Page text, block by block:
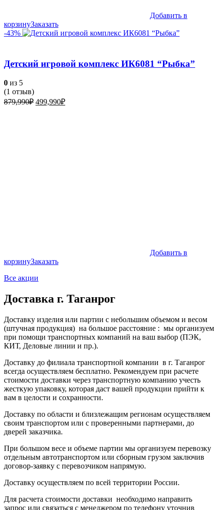
Добавить в
корзинуЗаказать
-43%
Детский игровой комплекс ИК6081 “Рыбка”
0 из 5
(1 отзыв)
879,990₽ Первоначальная
499,990₽Текущая
Добавить в
корзинуЗаказать
Все акции
Доставка г. Таганрог
Доставку изделия или партии с небольшим объемом и весом
(штучная продукция) на большое расстояние : мы организуем
при помощи транспортных компаний на ваш выбор (ПЭК,
КИТ, Деловые линии и пр.).
Доставку до филиала транспортной компании в г. Таганрог
всегда осуществляем бесплатно. Рекомендуем при расчете
стоимости доставки через транспортную компанию учесть
жесткую упаковку, которая даст вашей продукции прийти к
вам в целости и сохранности.
Доставку по области и близлежащим регионам осуществляем
своим транспортом или с проверенными партнерами, до
дверей заказчика.
При большом весе и объеме партии мы организуем перевозку
отдельным автотранспортом или сборным грузом заключив
договор-заявку с перевозчиком напрямую.
Доставку осуществляем по всей территории России.
Для расчета стоимости доставки необходимо направить
запрос или связаться с менеджером по телефону уточнив